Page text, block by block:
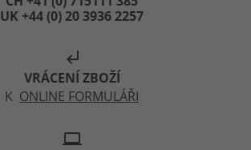
UK +44 (0) 20 3936 2257
subdirectory_arrow_left
VRÁCENÍ ZBOŽÍ
K ONLINE FORMULÁŘI
laptop